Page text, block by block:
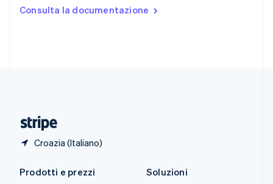
Consulta la documentazione
Croazia (Italiano)
English Español简体中文
Prodotti e prezzi
Soluzioni